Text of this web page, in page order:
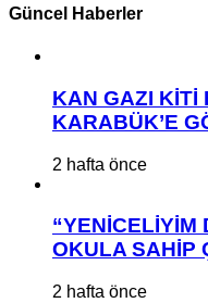
Güncel Haberler
KAN GAZI KİTİ
KARABÜK’E
2 hafta önce
“YENİCELİYİM
OKULA SAHİP
2 hafta önce